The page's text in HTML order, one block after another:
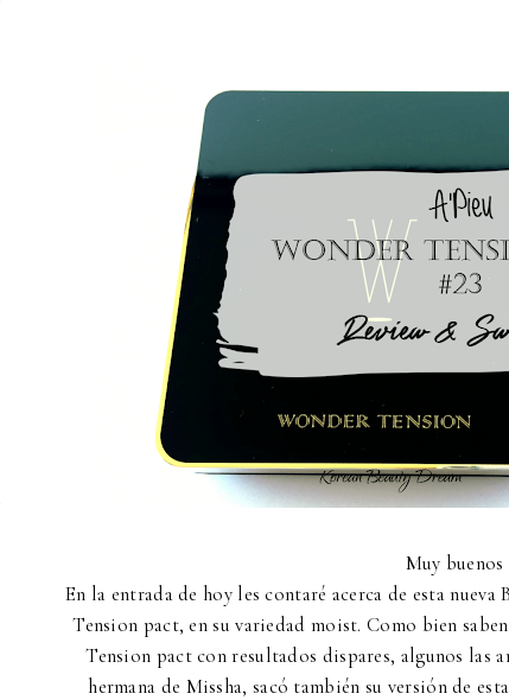
Muy buenos
En la entrada de hoy les contaré acerca de esta
Tension pact, en su variedad moist. Como bien
Tension pact con resultados dispares, algunos las
hermana de Missha, sacó también su versión de